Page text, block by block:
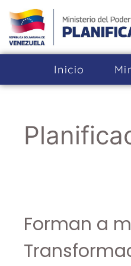
Inicio
Forman a